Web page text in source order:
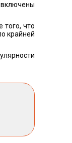
включены
того, что
крайней